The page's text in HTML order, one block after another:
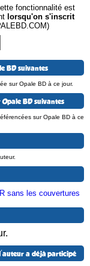
fonctionnalité est
lorsqu'on s'inscrit
BD suivantes
sur Opale BD à ce jour.
BD suivantes
sur Opale BD à ce
sans les couvertures
a déjà participé